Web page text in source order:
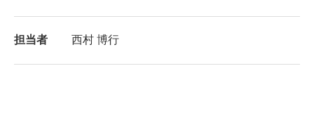
担当者 西村 博行